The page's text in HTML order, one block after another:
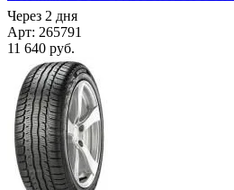
Через 2 дня
Арт: 265791
11 640 руб.